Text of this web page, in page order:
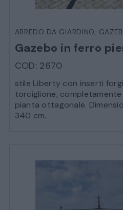
ARREDO DA GIARDINO,
Gazebo in ferro
COD: 2670
stile Liberty con inserti
torciglione,
pianta ottagonale.
340 cm...